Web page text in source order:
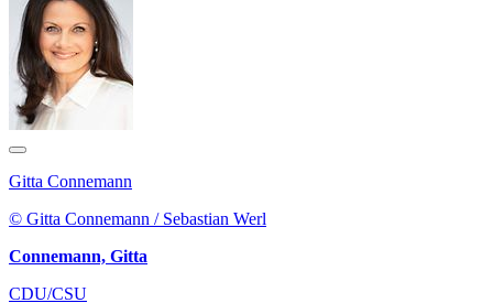
Gitta Connemann
© Gitta Connemann / Sebastian Werl
Connemann, Gitta
CDU/CSU